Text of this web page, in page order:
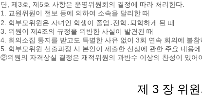
단, 제3호, 제5호 사항은 운영위원회의 결정에 따라 처리한다.
1. 교원위원이 전보 등에 의하여 소속을 달리한 때
2. 학부모위원은 자녀인 학생이 졸업․전학․퇴학하게 된 때
3. 위원이 제4조의 규정을 위반한 사실이 발견된 때
4. 회의소집 통지를 받고도 특별한 사유 없이 3회 연속 회의에 불참
5. 학부모위원 선출과정 시 본인이 제출한 신상에 관한 주요 내용
②위원의 자격상실 결정은 재적위원의 과반수 이상의 찬성이 있어
제 3 장 위